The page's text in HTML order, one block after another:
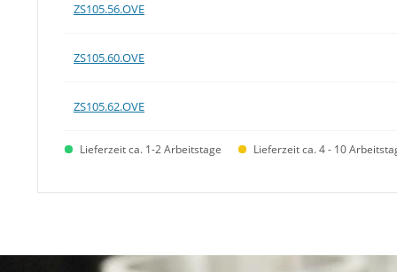
ZS105.56.OVE
ZS105.60.OVE
ZS105.62.OVE
Lieferzeit ca. 1-2 Arbeitstage Lieferzeit ca. 4 - 10